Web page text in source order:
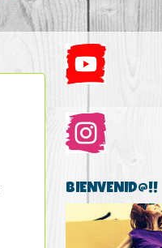
BIENVENID@!!